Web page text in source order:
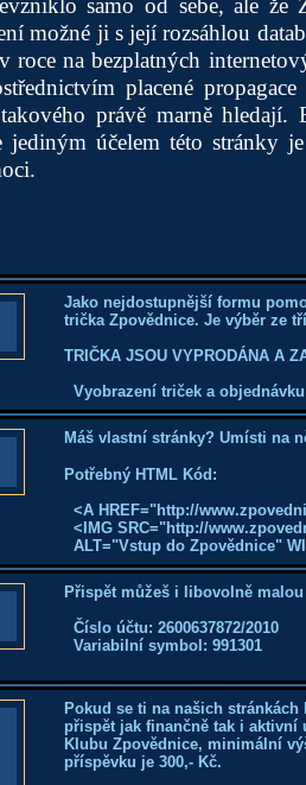
samo od sebe, ale že
možné ji s její rozsáhlou
roce na bezplatných
placené
právě marně hledají.
jediným účelem této stránky
Jako nejdostupnější formu
trička Zpovědnice. Je výběr ze
TRIČKA JSOU VYPRODÁNA A
Vyobrazení triček a
Máš vlastní stránky? Umísti na
Potřebný HTML Kód:
<A HREF="http://
<IMG SRC="http://
ALT="Vstup do Zpovědnice"
Přispět můžeš i libovolně
Číslo účtu: 2600637872/2010
Variabilní symbol: 991301
Pokud se ti na našich
přispět jak finančně tak i aktivní
Klubu Zpovědnice, minimální
příspěvku je 300,- Kč.